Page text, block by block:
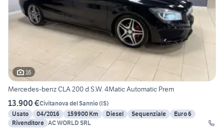
16
Mercedes-benz CLA 200 d S.W. 4Matic Automatic Prem
13.900 €Civitanova del Sannio(IS)
Usato
04/2016 159900 Km Diesel Sequenziale
Euro 6
Rivenditore AC WORLD SRL